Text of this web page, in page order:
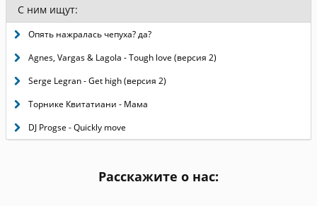
С ним ищут:
Опять нажралась чепуха? да?
Agnes, Vargas & Lagola - Tough love (версия 2)
Serge Legran - Get high (версия 2)
Торнике Квитатиани - Мама
DJ Progse - Quickly move
Расскажите о нас: